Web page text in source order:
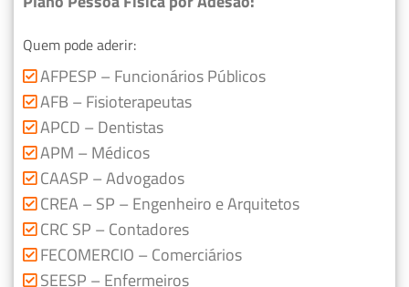
Quem pode aderir:
AFPESP – Funcionários Públicos
AFB – Fisioterapeutas
APCD – Dentistas
APM – Médicos
CAASP – Advogados
CREA – SP – Engenheiro e Arquitetos
CRC SP – Contadores
FECOMERCIO – Comerciários
SEESP – Enfermeiros